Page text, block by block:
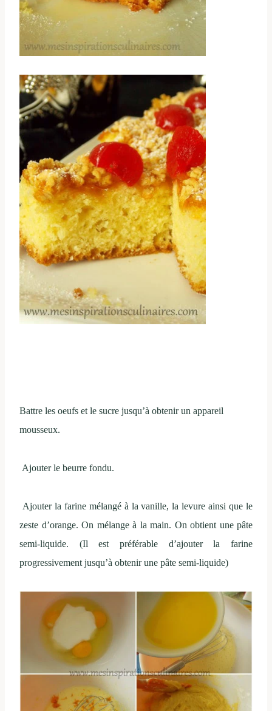
Battre les oeufs et le sucre jusqu’à obtenir un appareil
mousseux.
Ajouter le beurre fondu.
Ajouter la farine mélangé à la vanille, la levure ainsi que le
zeste d’orange. On mélange à la main. On obtient une pâte
semi-liquide. (Il est préférable d’ajouter la farine
progressivement jusqu’à obtenir une pâte semi-liquide)